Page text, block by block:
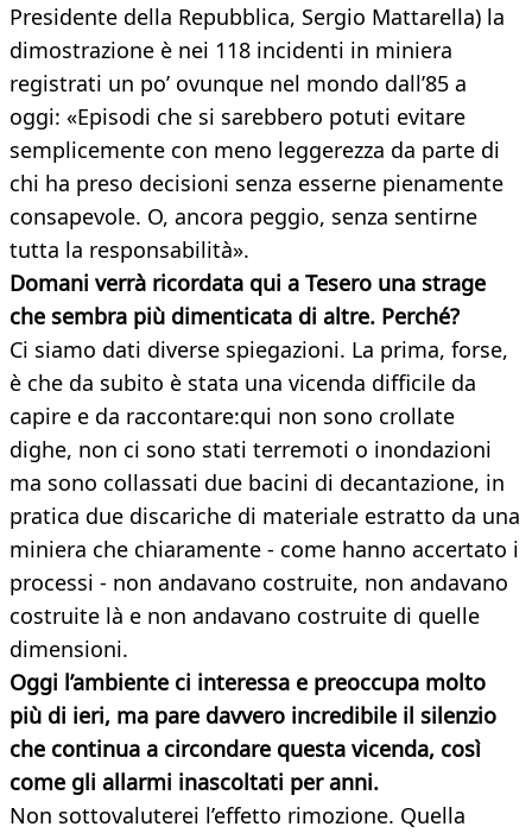
Presidente della Repubblica, Sergio Mattarella) la
dimostrazione è nei 118 incidenti in miniera
registrati un po’ ovunque nel mondo dall’85 a
oggi: «Episodi che si sarebbero potuti evitare
semplicemente con meno leggerezza da parte di
chi ha preso decisioni senza esserne pienamente
consapevole. O, ancora peggio, senza sentirne
tutta la responsabilità».
Domani verrà ricordata qui a Tesero una strage
che sembra più dimenticata di altre. Perché?
Ci siamo dati diverse spiegazioni. La prima, forse,
è che da subito è stata una vicenda difficile da
capire e da raccontare:qui non sono crollate
dighe, non ci sono stati terremoti o inondazioni
ma sono collassati due bacini di decantazione, in
pratica due discariche di materiale estratto da una
miniera che chiaramente - come hanno accertato i
processi - non andavano costruite, non andavano
costruite là e non andavano costruite di quelle
dimensioni.
Oggi l’ambiente ci interessa e preoccupa molto
più di ieri, ma pare davvero incredibile il silenzio
che continua a circondare questa vicenda, così
come gli allarmi inascoltati per anni.
Non sottovaluterei l’effetto rimozione. Quella